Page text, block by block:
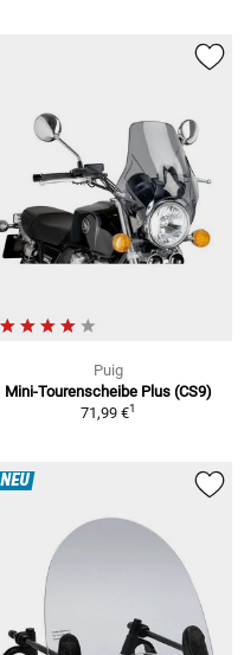
Puig
Mini-Tourenscheibe Plus (CS9)
71,99 €1
NEU